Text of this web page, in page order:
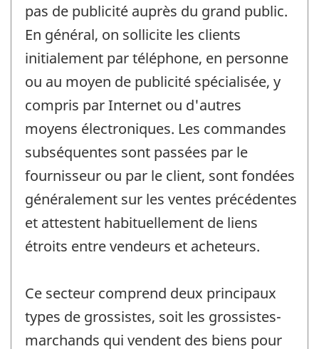
pas de publicité auprès du grand public.
En général, on sollicite les clients
initialement par téléphone, en personne
ou au moyen de publicité spécialisée, y
compris par Internet ou d'autres
moyens électroniques. Les commandes
subséquentes sont passées par le
fournisseur ou par le client, sont fondées
généralement sur les ventes précédentes
et attestent habituellement de liens
étroits entre vendeurs et acheteurs.
Ce secteur comprend deux principaux
types de grossistes, soit les grossistes-
marchands qui vendent des biens pour